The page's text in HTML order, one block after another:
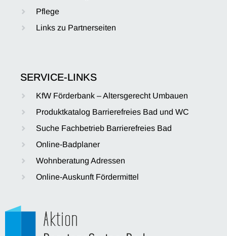
Pflege
Links zu Partnerseiten
SERVICE-LINKS
KfW Förderbank – Altersgerecht Umbauen
Produktkatalog Barrierefreies Bad und WC
Suche Fachbetrieb Barrierefreies Bad
Online-Badplaner
Wohnberatung Adressen
Online-Auskunft Fördermittel